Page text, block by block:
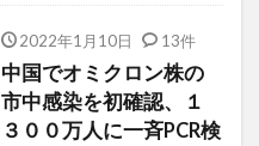
2022年1月10日 13件
中国でオミクロン株の
市中感染を初確認、１
３００万人に一斉PCR検